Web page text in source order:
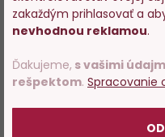
zakaždým prihlasovať a
nevhodnou reklamou.
Ďakujeme, s vašimi
rešpektom. Spracovanie
potvrďte,